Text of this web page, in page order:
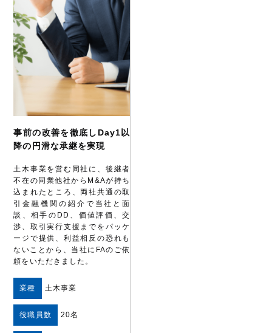
事前の改善を徹底しDay1以
降の円滑な承継を実現
土木事業を営む同社に、後継者
不在の同業他社からM&Aが持ち
込まれたところ、両社共通の取
引金融機関の紹介で当社と面
談、相手のDD、価値評価、交
渉、取引実行支援までをパッケ
ージで提供、利益相反の恐れも
ないことから、当社にFAのご依
頼をいただきました。
業種 土木事業
役職員数 20名